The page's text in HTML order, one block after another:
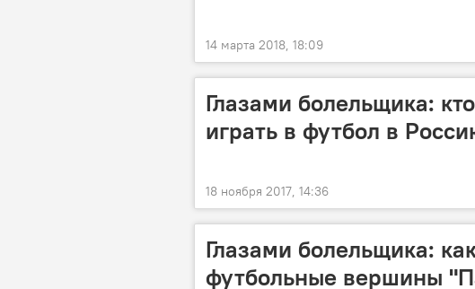
14 марта 2018, 18:09
Глазами болельщика:
играть в футбол в
18 ноября 2017, 14:36
Глазами болельщика:
футбольные вершины